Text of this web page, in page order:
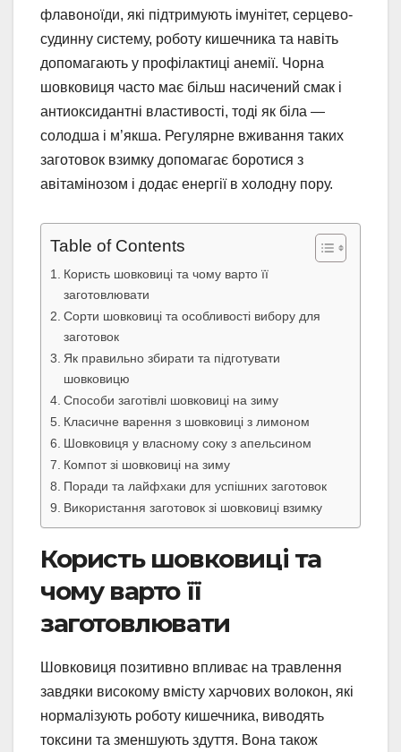
флавоноїди, які підтримують імунітет, серцево-
судинну систему, роботу кишечника та навіть
допомагають у профілактиці анемії. Чорна
шовковиця часто має більш насичений смак і
антиоксидантні властивості, тоді як біла —
солодша і м’якша. Регулярне вживання таких
заготовок взимку допомагає боротися з
авітамінозом і додає енергії в холодну пору.
Table of Contents
Користь шовковиці та чому варто її
заготовлювати
Сорти шовковиці та особливості вибору для
заготовок
Як правильно збирати та підготувати
шовковицю
Способи заготівлі шовковиці на зиму
Класичне варення з шовковиці з лимоном
Шовковиця у власному соку з апельсином
Компот зі шовковиці на зиму
Поради та лайфхаки для успішних заготовок
Використання заготовок зі шовковиці взимку
Користь шовковиці та
чому варто її
заготовлювати
Шовковиця позитивно впливає на травлення
завдяки високому вмісту харчових волокон, які
нормалізують роботу кишечника, виводять
токсини та зменшують здуття. Вона також